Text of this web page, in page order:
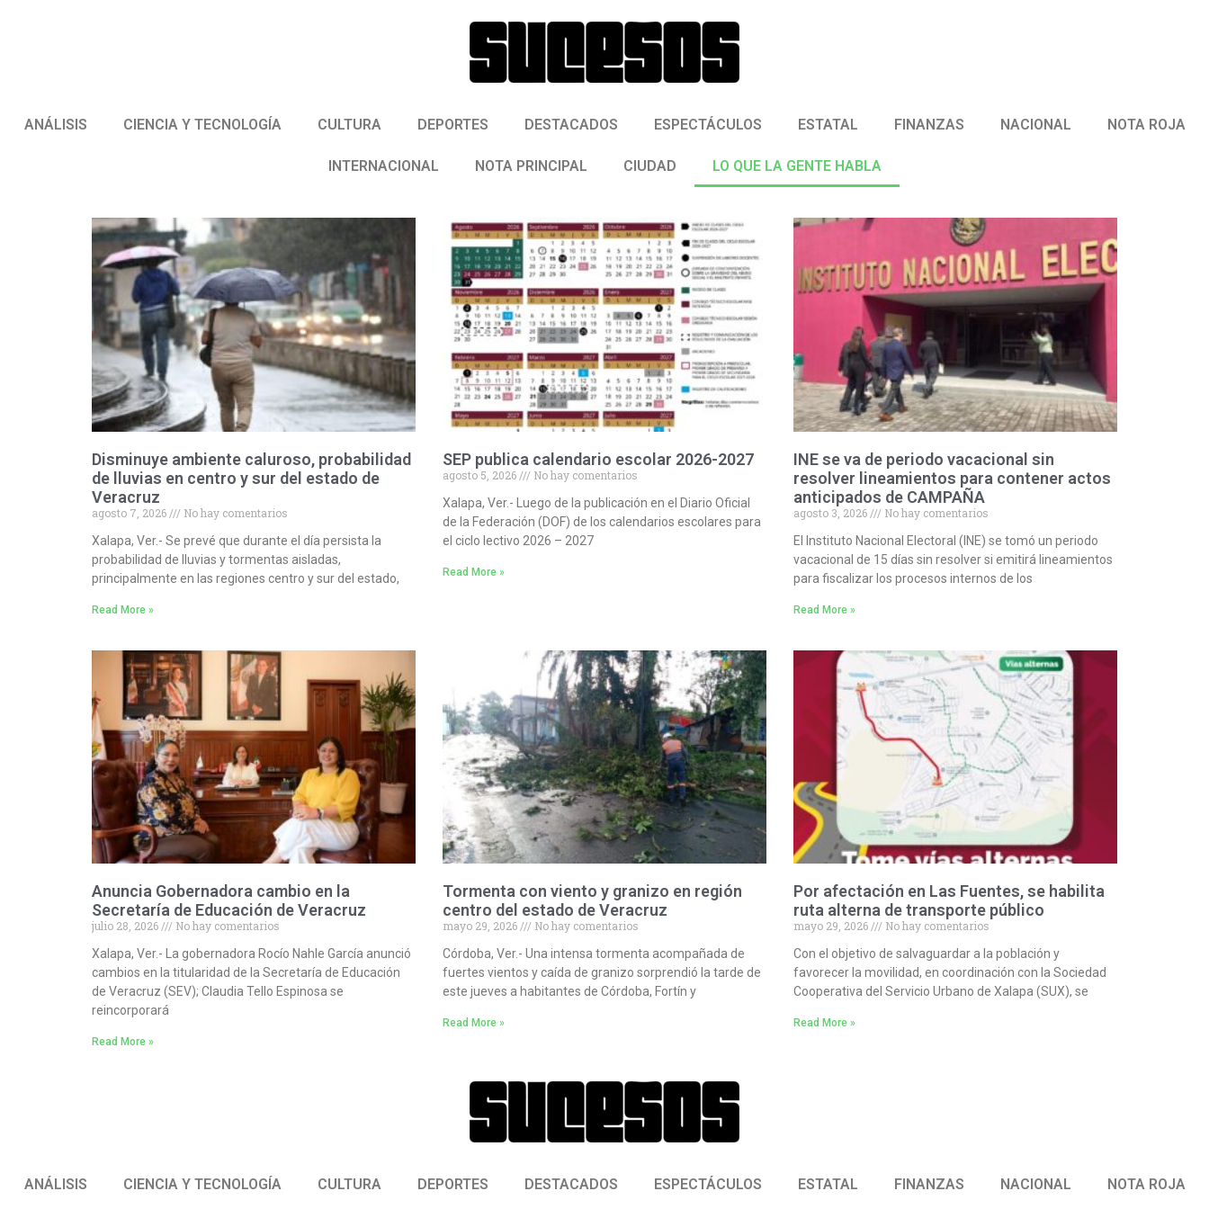
ANÁLISIS CIENCIA Y TECNOLOGÍA CULTURA DEPORTES DESTACADOS ESPECTÁCULOS ESTATAL FINANZAS NACIONAL NOTA ROJA
INTERNACIONAL NOTA PRINCIPAL CIUDAD LO QUE LA GENTE HABLA
Disminuye ambiente caluroso, probabilidad
de lluvias en centro y sur del estado de
Veracruz
agosto 7, 2026
No hay comentarios
Xalapa, Ver.- Se prevé que durante el día persista la
probabilidad de lluvias y tormentas aisladas,
principalmente en las regiones centro y sur del estado,
Read More »
SEP publica calendario escolar 2026-2027
agosto 5, 2026
No hay comentarios
Xalapa, Ver.- Luego de la publicación en el Diario Oficial
de la Federación (DOF) de los calendarios escolares para
el ciclo lectivo 2026 – 2027
Read More »
INE se va de periodo vacacional sin
resolver lineamientos para contener actos
anticipados de CAMPAÑA
agosto 3, 2026
No hay comentarios
El Instituto Nacional Electoral (INE) se tomó un periodo
vacacional de 15 días sin resolver si emitirá lineamientos
para fiscalizar los procesos internos de los
Read More »
Anuncia Gobernadora cambio en la
Secretaría de Educación de Veracruz
julio 28, 2026
No hay comentarios
Xalapa, Ver.- La gobernadora Rocío Nahle García anunció
cambios en la titularidad de la Secretaría de Educación
de Veracruz (SEV); Claudia Tello Espinosa se
reincorporará
Read More »
Tormenta con viento y granizo en región
centro del estado de Veracruz
mayo 29, 2026
No hay comentarios
Córdoba, Ver.- Una intensa tormenta acompañada de
fuertes vientos y caída de granizo sorprendió la tarde de
este jueves a habitantes de Córdoba, Fortín y
Read More »
Por afectación en Las Fuentes, se habilita
ruta alterna de transporte público
mayo 29, 2026
No hay comentarios
Con el objetivo de salvaguardar a la población y
favorecer la movilidad, en coordinación con la Sociedad
Cooperativa del Servicio Urbano de Xalapa (SUX), se
Read More »
ANÁLISIS CIENCIA Y TECNOLOGÍA CULTURA DEPORTES DESTACADOS ESPECTÁCULOS ESTATAL FINANZAS NACIONAL NOTA ROJA